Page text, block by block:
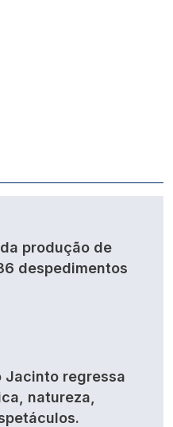
produção de
despedimentos
Jacinto regressa
natureza,